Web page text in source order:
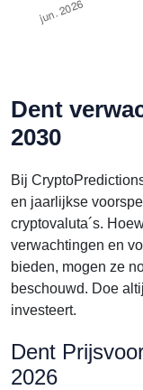
Dent
2030
Bij
en jaarlijkse
cryptovaluta´s.
verwachtingen en
bieden, mogen ze
beschouwd. Doe
investeert.
Dent
2026